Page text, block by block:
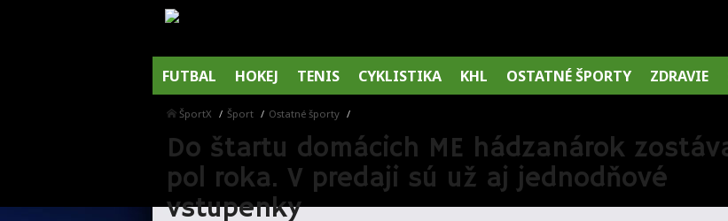
FUTBAL HOKEJ TENIS CYKLISTIKA KHL OSTATNÉ ŠPORTY ZDRAVIE
ŠportX Šport Ostatné športy
Do štartu domácich ME hádzanárok
pol roka. V predaji sú už aj jednodňové
vstupenky